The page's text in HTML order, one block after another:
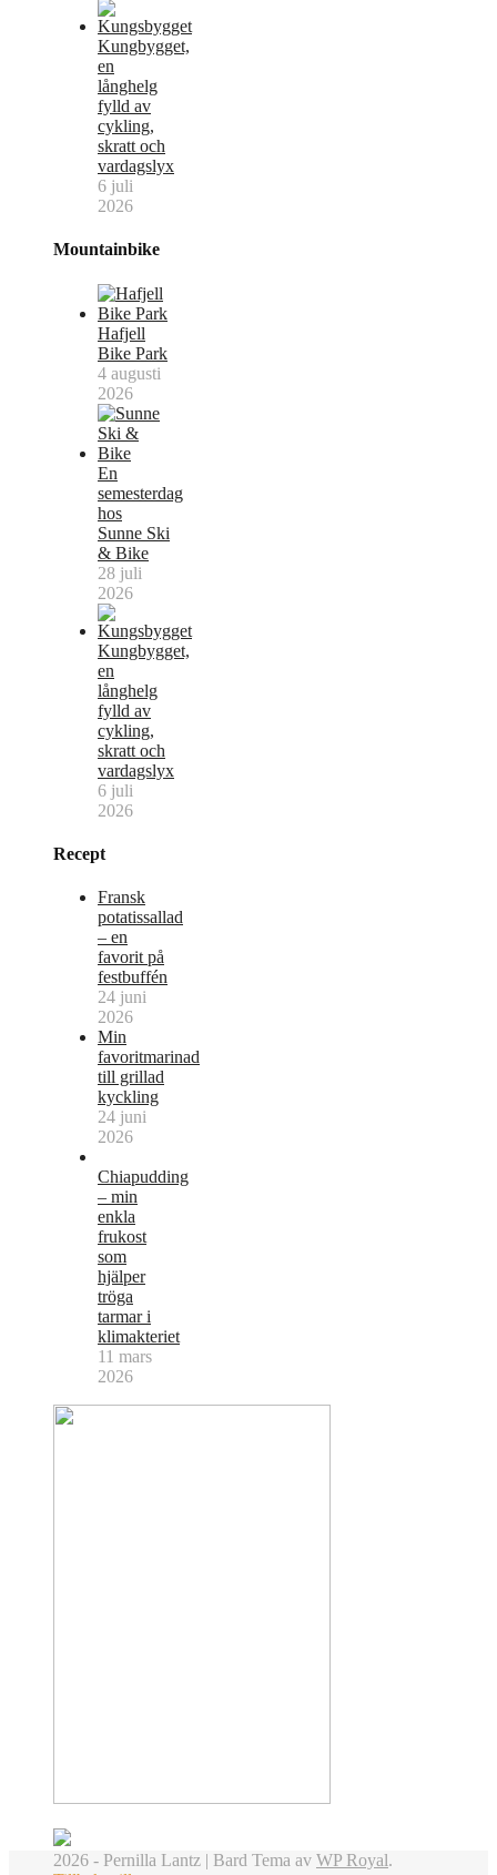
Kungbygget,
en
långhelg
fylld av
cykling,
skratt och
vardagslyx
6 juli
2026
Mountainbike
Hafjell
Bike Park
4 augusti
2026
En
semesterdag
hos
Sunne Ski
& Bike
28 juli
2026
Kungbygget,
en
långhelg
fylld av
cykling,
skratt och
vardagslyx
6 juli
2026
Recept
Fransk
potatissallad
– en
favorit på
festbuffén
24 juni
2026
Min
favoritmarinad
till grillad
kyckling
24 juni
2026
Chiapudding
– min
enkla
frukost
som
hjälper
tröga
tarmar i
klimakteriet
11 mars
2026
2026 - Pernilla Lantz | Bard Tema av WP Royal.